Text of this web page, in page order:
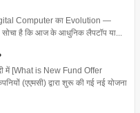
Computer का Evolution —
है कि आज के आधुनिक लैपटॉप या...
में [What is New Fund Offer
(एएमसी) द्वारा शुरू की गई नई योजना